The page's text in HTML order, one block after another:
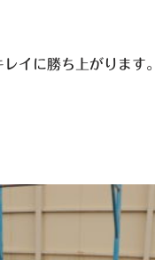
イに勝ち上がります